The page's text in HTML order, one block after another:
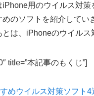
iPhone用のウイルス対
のソフトを紹介してい
は、iPhoneのウイルス
title=”本記事のもくじ”]
めウイルス対策ソフト4